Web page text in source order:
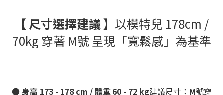
【 尺寸選擇建議 】 以模特兒 178cm /
70kg 穿著 M號 呈現「寬鬆感」為基準
●身高 173 - 178 cm / 體重 60 - 72 kg建議尺寸： M號穿